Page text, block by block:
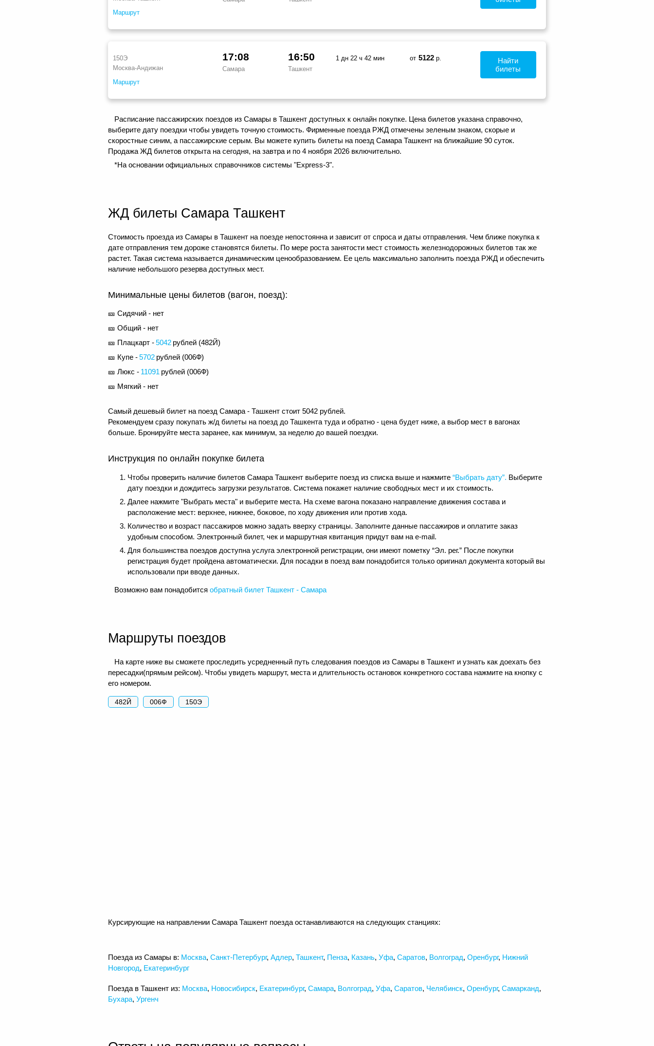
Маршрут
150Э
Москва-Андижан
Маршрут
17:08
Самара
16:50
Ташкент
1 дн 22 ч 42 мин от 5122 р.
Найти
билеты
Расписание пассажирских поездов из Самары в Ташкент доступных к онлайн покупке. Цена билетов указана справочно,
выберите дату поездки чтобы увидеть точную стоимость. Фирменные поезда РЖД отмечены зеленым знаком, скорые и
скоростные синим, а пассажирские серым. Вы можете купить билеты на поезд Самара Ташкент на ближайшие 90 суток.
Продажа ЖД билетов открыта на сегодня, на завтра и по 4 ноября 2026 включительно.
*На основании официальных справочников системы "Express-3".
ЖД билеты Самара Ташкент
Стоимость проезда из Самары в Ташкент на поезде непостоянна и зависит от спроса и даты отправления. Чем ближе покупка к
дате отправления тем дороже становятся билеты. По мере роста занятости мест стоимость железнодорожных билетов так же
растет. Такая система называется динамическим ценообразованием. Ее цель максимально заполнить поезда РЖД и обеспечить
наличие небольшого резерва доступных мест.
Минимальные цены билетов (вагон, поезд):
🎫 Сидячий - нет
🎫 Общий - нет
🎫 Плацкарт -5042 рублей (482Й)
🎫 Купе -5702 рублей (006Ф)
🎫 Люкс - 11091 рублей (006Ф)
🎫 Мягкий - нет
Самый дешевый билет на поезд Самара - Ташкент стоит 5042 рублей.
Рекомендуем сразу покупать ж/д билеты на поезд до Ташкента туда и обратно - цена будет ниже, а выбор мест в вагонах
больше. Бронируйте места заранее, как минимум, за неделю до вашей поездки.
Инструкция по онлайн покупке билета
Чтобы проверить наличие билетов Самара Ташкент выберите поезд из списка выше и нажмите “Выбрать дату”. Выберите
дату поездки и дождитесь загрузки результатов. Система покажет наличие свободных мест и их стоимость.
Далее нажмите "Выбрать места" и выберите места. На схеме вагона показано направление движения состава и
расположение мест: верхнее, нижнее, боковое, по ходу движения или против хода.
Количество и возраст пассажиров можно задать вверху страницы. Заполните данные пассажиров и оплатите заказ
удобным способом. Электронный билет, чек и маршрутная квитанция придут вам на e-mail.
Для большинства поездов доступна услуга электронной регистрации, они имеют пометку “Эл. рег.” После покупки
регистрация будет пройдена автоматически. Для посадки в поезд вам понадобится только оригинал документа который вы
использовали при вводе данных.
Возможно вам понадобится обратный билет Ташкент - Самара
Маршруты поездов
На карте ниже вы сможете проследить усредненный путь следования поездов из Самары в Ташкент и узнать как доехать без
пересадки(прямым рейсом). Чтобы увидеть маршрут, места и длительность остановок конкретного состава нажмите на кнопку с
его номером.
482Й 006Ф 150Э
Курсирующие на направлении Самара Ташкент поезда останавливаются на следующих станциях:
Поезда из Самары в: Москва, Санкт-Петербург, Адлер, Ташкент, Пенза, Казань, Уфа, Саратов, Волгоград, Оренбург, Нижний
Новгород, Екатеринбург
Поезда в Ташкент из: Москва, Новосибирск, Екатеринбург, Самара, Волгоград, Уфа, Саратов, Челябинск, Оренбург, Самарканд,
Бухара, Ургенч